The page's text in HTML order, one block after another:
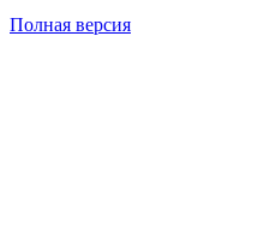
Полная версия